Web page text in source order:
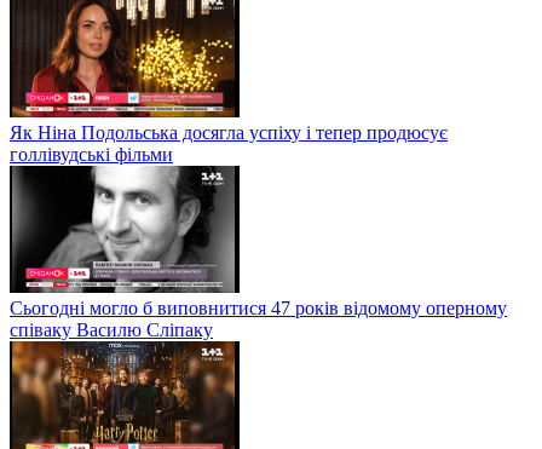
Як Ніна Подольська досягла успіху і тепер продюсує
голлівудські фільми
Сьогодні могло б виповнитися 47 років відомому оперному
співаку Василю Сліпаку